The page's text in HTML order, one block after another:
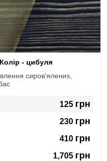
- цибуля
сиров'ялених,
125 грн
230 грн
410 грн
1,705 грн